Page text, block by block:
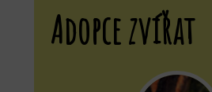
Adopce zvířat